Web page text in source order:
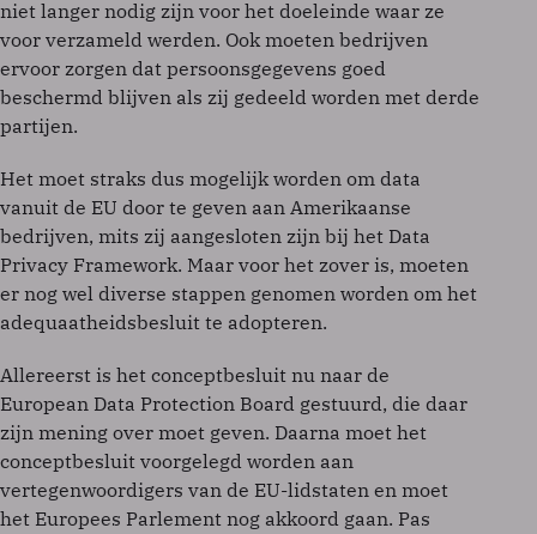
niet langer nodig zijn voor het doeleinde waar ze
voor verzameld werden. Ook moeten bedrijven
ervoor zorgen dat persoonsgegevens goed
beschermd blijven als zij gedeeld worden met derde
partijen.
Het moet straks dus mogelijk worden om data
vanuit de EU door te geven aan Amerikaanse
bedrijven, mits zij aangesloten zijn bij het Data
Privacy Framework. Maar voor het zover is, moeten
er nog wel diverse stappen genomen worden om het
adequaatheidsbesluit te adopteren.
Allereerst is het conceptbesluit nu naar de
European Data Protection Board gestuurd, die daar
zijn mening over moet geven. Daarna moet het
conceptbesluit voorgelegd worden aan
vertegenwoordigers van de EU-lidstaten en moet
het Europees Parlement nog akkoord gaan. Pas